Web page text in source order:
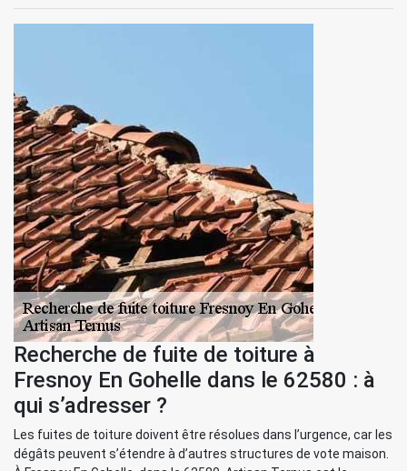
Recherche de fuite de toiture à
Fresnoy En Gohelle dans le 62580 : à
qui s’adresser ?
Les fuites de toiture doivent être résolues dans l’urgence, car les
dégâts peuvent s’étendre à d’autres structures de vote maison.